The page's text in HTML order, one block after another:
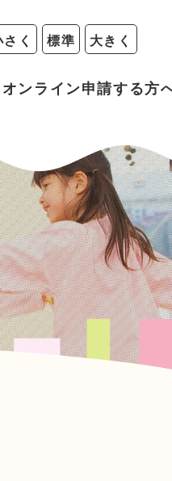
さく 標準 大きく
オンライン申請する方